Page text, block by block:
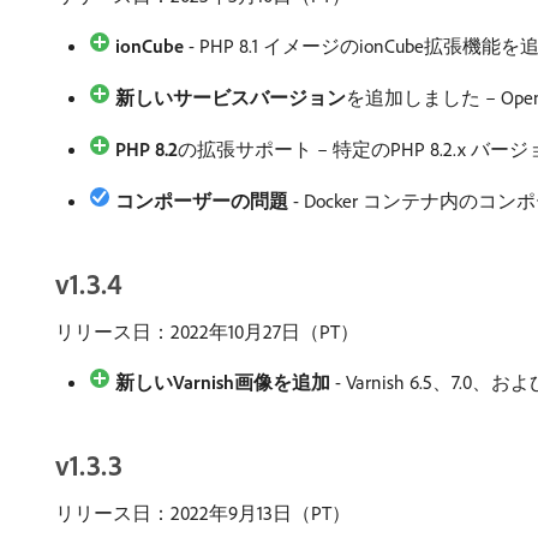
ionCube - PHP 8.1 イメージのionCube拡張機能を
新しいサービスバージョンを追加しました –
PHP 8.2の拡張サポート – 特定のPHP 8.2.x バー
コンポーザーの問題 - Docker コンテナ内のコン
v1.3.4
リリース日：2022年10月27日（PT）
新しいVarnish画像を追加 - Varnish 6.5、7.0、お
v1.3.3
リリース日：2022年9月13日（PT）